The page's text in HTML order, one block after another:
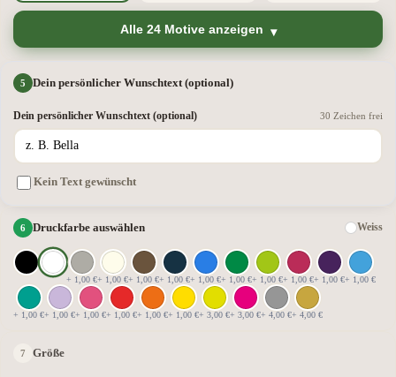
Alle 24 Motive anzeigen
Dein persönlicher Wunschtext (optional)
Dein persönlicher Wunschtext (optional) 30 Zeichen frei
Kein Text gewünscht
Druckfarbe auswählen Weiss
+ 1,00 €+ 1,00 €+ 1,00 €+ 1,00 €+ 1,00 €+ 1,00 €+ 1,00 €+ 1,00 €+ 1,00 €+ 1,00 €
+ 1,00 €+ 1,00 €+ 1,00 €+ 1,00 €+ 1,00 €+ 1,00 €+ 3,00 €+ 3,00 €+ 4,00 €+ 4,00 €
Größe